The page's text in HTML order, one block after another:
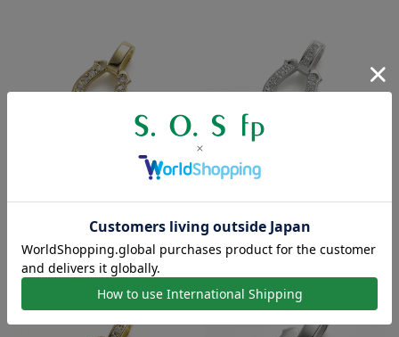
- K18イエローゴールド ...
ンダント - シルバー w/ラ...